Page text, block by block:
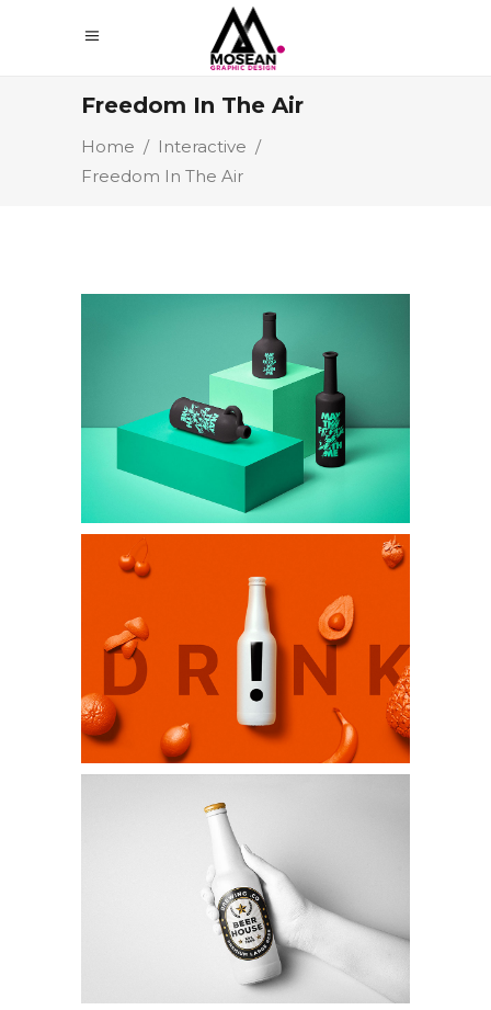
Freedom In The Air
Home / Interactive /
Freedom In The Air